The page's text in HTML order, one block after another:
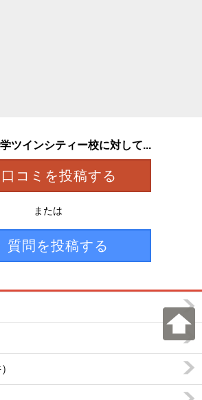
ツインシティー校に対して...
口コミを投稿する
または
質問を投稿する